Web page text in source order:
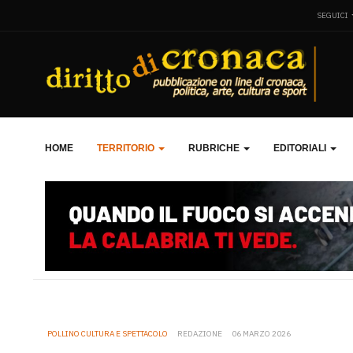
SEGUICI
HOME TERRITORIO RUBRICHE EDITORIALI
POLLINO CULTURA E SPETTACOLO REDAZIONE 06 MARZO 2026